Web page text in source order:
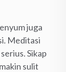
juga
Meditasi
Sikap
sulit